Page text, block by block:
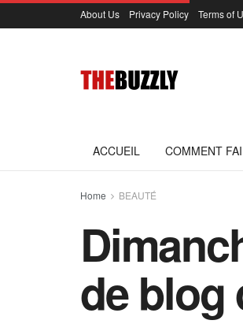
About Us Privacy Policy Terms of
ACCUEIL COMMENT
Home BEAUTÉ
de blog